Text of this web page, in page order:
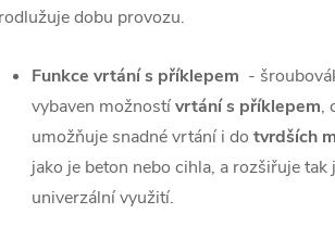
dobu provozu.
Funkce vrtání s příklepem -
vybaven možnostívrtání s příklepem,
umožňuje snadné vrtání i do tvrdších
jako je beton nebo cihla, a rozšiřuje tak
univerzální využití.